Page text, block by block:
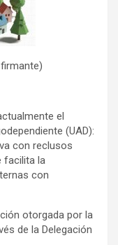
el
(UAD):
con reclusos
facilita la
con
otorgada por la
de la Delegación